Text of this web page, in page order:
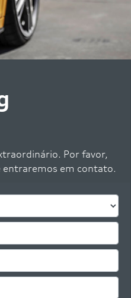
Por favor,
em contato.